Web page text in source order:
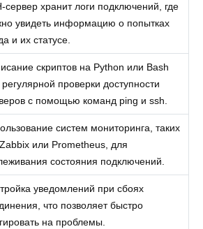
сервер хранит логи подключений, где
увидеть информацию о попытках
и их статусе.
скриптов на Python или Bash
проверки доступности
с помощью команд ping и ssh.
систем мониторинга, таких
Zabbix или Prometheus, для
состояния подключений.
уведомлений при сбоях
что позволяет быстро
на проблемы.